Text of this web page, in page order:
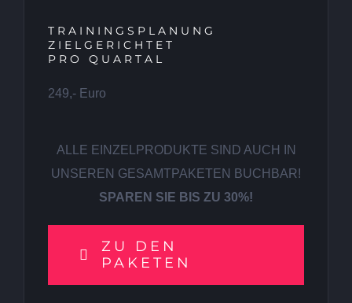
TRAININGSPLANUNG
ZIELGERICHTET
PRO QUARTAL
249,- Euro
ALLE EINZELPRODUKTE SIND AUCH IN
UNSEREN GESAMTPAKETEN BUCHBAR!
SPAREN SIE BIS ZU 30%!
ZU DEN
PAKETEN